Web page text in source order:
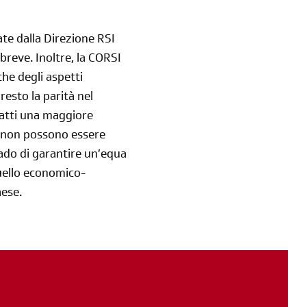
dalla Direzione RSI
Inoltre, la CORSI
degli aspetti
la parità nel
una maggiore
possono essere
di garantire un’equa
economico-